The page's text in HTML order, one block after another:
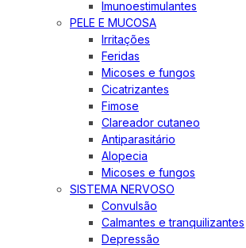
Imunoestimulantes
PELE E MUCOSA
Irritações
Feridas
Micoses e fungos
Cicatrizantes
Fimose
Clareador cutaneo
Antiparasitário
Alopecia
Micoses e fungos
SISTEMA NERVOSO
Convulsão
Calmantes e tranquilizantes
Depressão